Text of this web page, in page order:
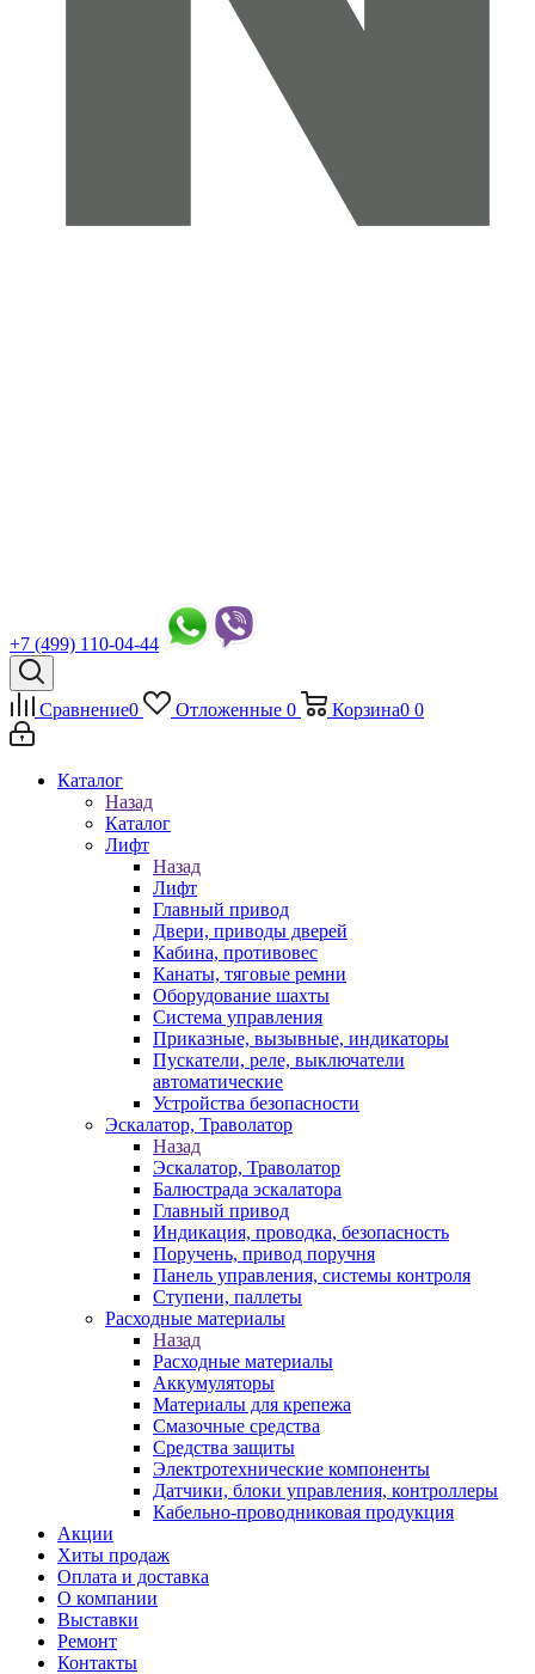
+7 (499) 110-04-44
Сравнение0 Отложенные 0 Корзина0 0
Каталог
Назад
Каталог
Лифт
Назад
Лифт
Главный привод
Двери, приводы дверей
Кабина, противовес
Канаты, тяговые ремни
Оборудование шахты
Система управления
Приказные, вызывные, индикаторы
Пускатели, реле, выключатели
автоматические
Устройства безопасности
Эскалатор, Траволатор
Назад
Эскалатор, Траволатор
Балюстрада эскалатора
Главный привод
Индикация, проводка, безопасность
Поручень, привод поручня
Панель управления, системы контроля
Ступени, паллеты
Расходные материалы
Назад
Расходные материалы
Аккумуляторы
Материалы для крепежа
Смазочные средства
Средства защиты
Электротехнические компоненты
Датчики, блоки управления, контроллеры
Кабельно-проводниковая продукция
Акции
Хиты продаж
Оплата и доставка
О компании
Выставки
Ремонт
Контакты